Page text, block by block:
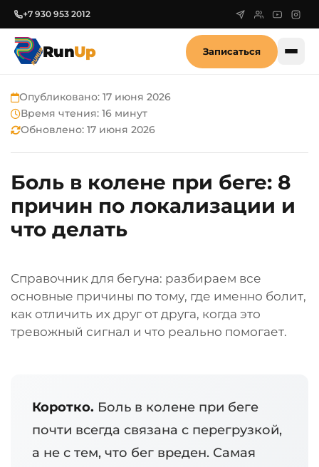
+7 930 953 2012
RunUp Записаться
Опубликовано: 17 июня 2026
Время чтения: 16 минут
Обновлено: 17 июня 2026
Боль в колене при беге: 8
причин по локализации и
что делать
Справочник для бегуна: разбираем все
основные причины по тому, где именно болит,
как отличить их друг от друга, когда это
тревожный сигнал и что реально помогает.
Коротко. Боль в колене при беге
почти всегда связана с перегрузкой,
а не с тем, что бег вреден. Самая